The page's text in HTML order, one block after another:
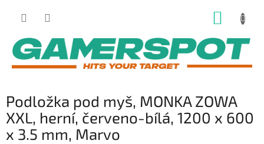
Podložka pod myš, MONKA ZOWA
XXL, herní, červeno-bílá, 1200 x 600
x 3.5 mm, Marvo